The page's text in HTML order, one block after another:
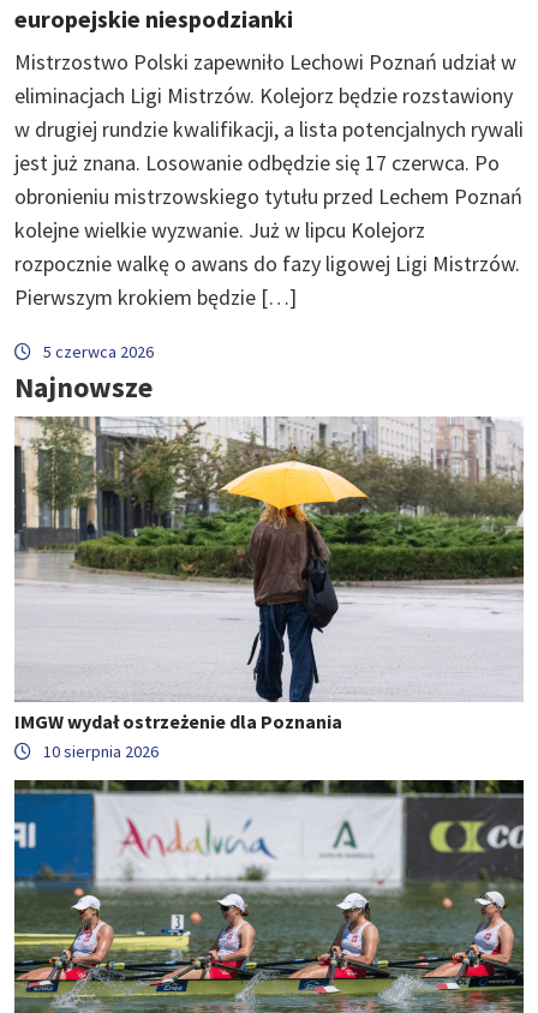
europejskie niespodzianki
Mistrzostwo Polski zapewniło Lechowi Poznań udział w
eliminacjach Ligi Mistrzów. Kolejorz będzie rozstawiony
w drugiej rundzie kwalifikacji, a lista potencjalnych rywali
jest już znana. Losowanie odbędzie się 17 czerwca. Po
obronieniu mistrzowskiego tytułu przed Lechem Poznań
kolejne wielkie wyzwanie. Już w lipcu Kolejorz
rozpocznie walkę o awans do fazy ligowej Ligi Mistrzów.
Pierwszym krokiem będzie […]
5 czerwca 2026
Najnowsze
IMGW wydał ostrzeżenie dla Poznania
10 sierpnia 2026